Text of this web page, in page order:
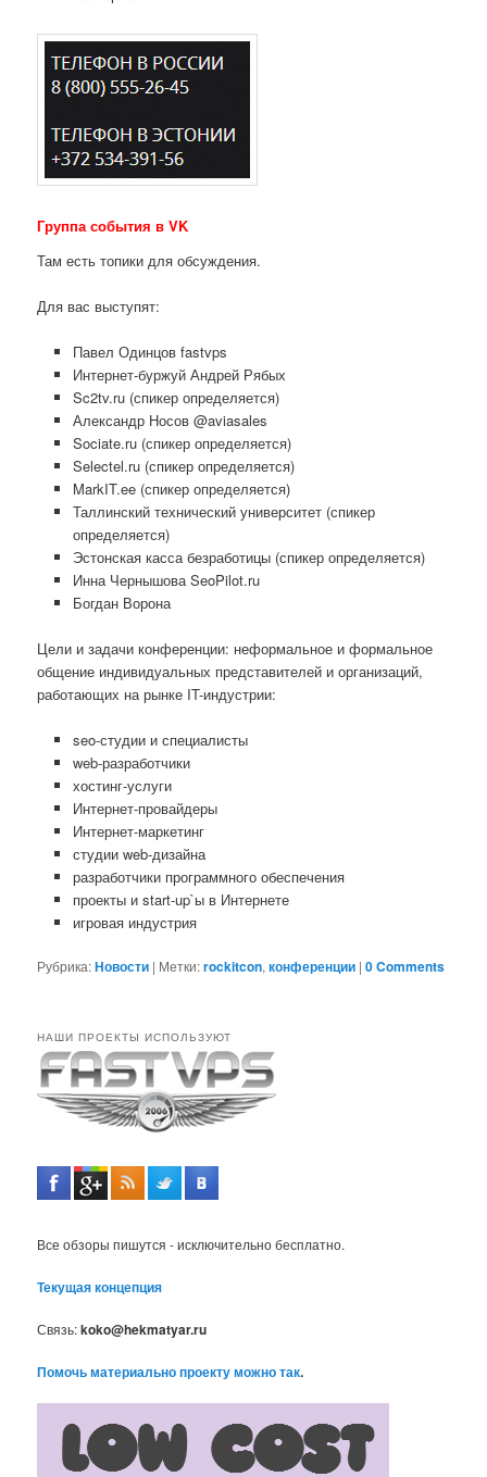
Группа события в VK
Там есть топики для обсуждения.
Для вас выступят:
Павел Одинцов fastvps
Интернет-буржуй Андрей Рябых
Sc2tv.ru (спикер определяется)
Александр Носов @aviasales
Sociate.ru (спикер определяется)
Selectel.ru (спикер определяется)
MarkIT.ee (спикер определяется)
Таллинский технический университет (спикер
определяется)
Эстонская касса безработицы (спикер определяется)
Инна Чернышова SeoPilot.ru
Богдан Ворона
Цели и задачи конференции: неформальное и формальное
общение индивидуальных представителей и организаций,
работающих на рынке IT-индустрии:
seo-студии и специалисты
web-разработчики
хостинг-услуги
Интернет-провайдеры
Интернет-маркетинг
студии web-дизайна
разработчики программного обеспечения
проекты и start-up`ы в Интернете
игровая индустрия
Рубрика:Новости | Метки:rockitcon,конференции |0 Comments
НАШИ ПРОЕКТЫ ИСПОЛЬЗУЮТ
Все обзоры пишутся - исключительно бесплатно.
Текущая концепция
Связь:koko@hekmatyar.ru
Помочь материально проекту можно так.